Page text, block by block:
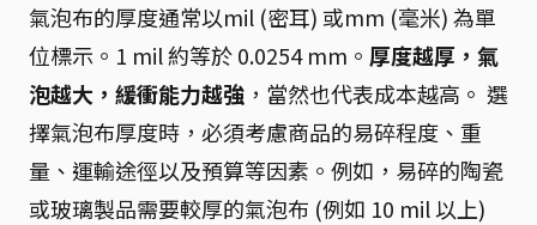
氣泡布的厚度通常以mil (密耳) 或mm (毫米) 為單
位標示。1 mil 約等於 0.0254 mm。 厚度越厚，氣
泡越大，緩衝能力越強 ，當然也代表成本越高。 選
擇氣泡布厚度時，必須考慮商品的易碎程度、重
量、運輸途徑以及預算等因素。例如，易碎的陶瓷
或玻璃製品需要較厚的氣泡布 (例如 10 mil 以上)